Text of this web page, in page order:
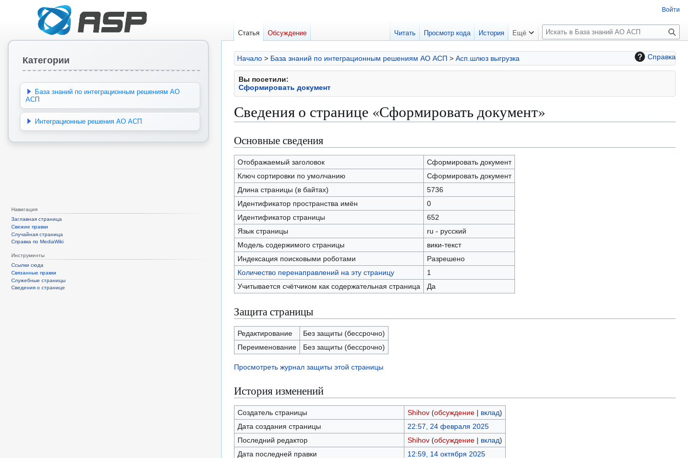
Справка
Начало > База знаний по интеграционным решениям АО АСП > Асп.шлюз выгрузка
Вы посетили:
Сформировать документ
Сведения о странице «Сформировать документ»
Перейти
к
навигации
Перейти
к
поиску
Основные сведения
Отображаемый заголовок
Сформировать документ
Ключ сортировки по умолчанию
Сформировать документ
Длина страницы (в байтах)
5736
Идентификатор пространства имён
0
Идентификатор страницы
652
Язык страницы
ru - русский
Модель содержимого страницы
вики-текст
Индексация поисковыми роботами
Разрешено
Количество перенаправлений на эту страницу
1
Учитывается счётчиком как содержательная страница
Да
Защита страницы
Редактирование
Без защиты (бессрочно)
Переименование
Без защиты (бессрочно)
Просмотреть журнал защиты этой страницы
История изменений
Создатель страницы Shihov (обсуждение| вклад)
Дата создания страницы
22:57, 24 февраля 2025
Последний редактор
Shihov (обсуждение| вклад)
Дата последней правки
12:59, 14 октября 2025
Войти
Статья Обсуждение Читать Просмотр кода История Ещё
П
о
и
с
к
Категории
База знаний по интеграционным решениям АО
АСП
Интеграционные решения АО АСП
Навигация
Заглавная страница
Свежие правки
Случайная страница
Справка по MediaWiki
Инструменты
Ссылки сюда
Связанные правки
Служебные страницы
Сведения о странице